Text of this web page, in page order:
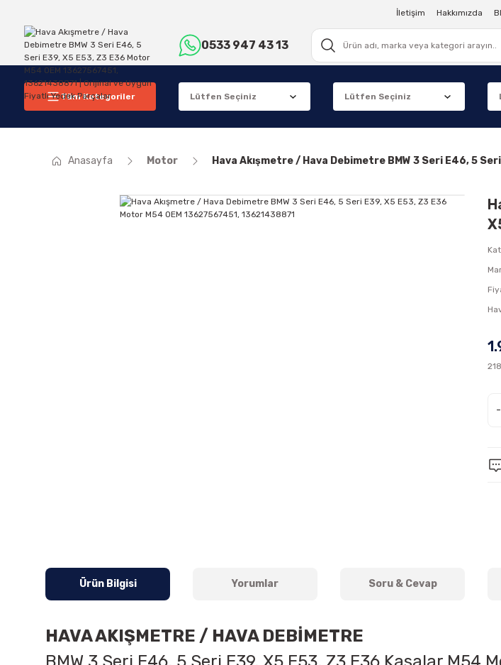
İletişim Hakkımızda
0533 947 43 13
Tüm Kategoriler
Anasayfa Motor Hava Akışmetre / Hava Debimetre BMW 3 Seri E46, 5
-
Ürün Bilgisi Yorumlar Soru & Cevap
HAVA AKIŞMETRE / HAVA DEBİMETRE